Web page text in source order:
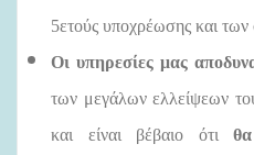
5ετούς υποχρέωσης και
Οι υπηρεσίες μας
των μεγάλων ελλείψεων
και είναι βέβαιο ότι